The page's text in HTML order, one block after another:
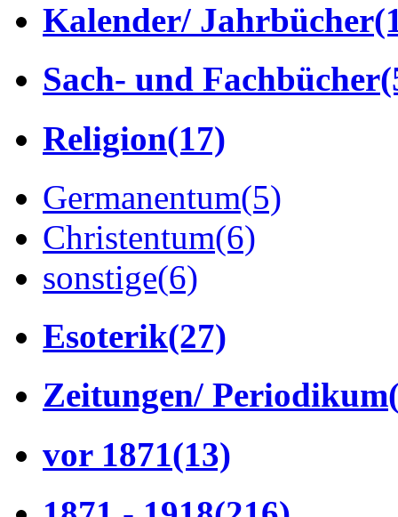
Kalender/ Jahrbücher
Sach- und Fachbücher
Religion(17)
Germanentum(5)
Christentum(6)
sonstige(6)
Esoterik(27)
Zeitungen/ Periodikum
vor 1871(13)